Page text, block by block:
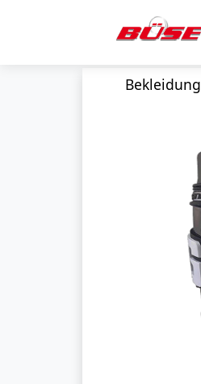
Bekleidung